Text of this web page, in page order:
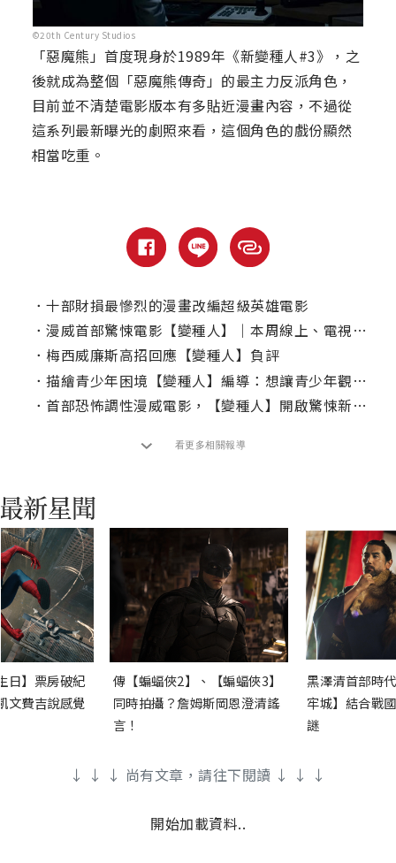
©20th Century Studios
「惡魔熊」首度現身於1989年《新變種人#3》，之
後就成為整個「惡魔熊傳奇」的最主力反派角色，
目前並不清楚電影版本有多貼近漫畫內容，不過從
這系列最新曝光的劇照來看，這個角色的戲份顯然
相當吃重。
． 十部財損最慘烈的漫畫改編超級英雄電影
． 漫威首部驚悚電影【變種人】｜本周線上、電視首播推薦
． 梅西威廉斯高招回應【變種人】負評
． 描繪青少年困境【變種人】編導：想讓青少年觀眾有個紓解的管道
． 首部恐怖調性漫威電影，【變種人】開啟驚悚新篇章
看更多相關報導
日】票房破紀
文費吉說感覺
傳【蝙蝠俠2】、【蝙蝠俠3】
同時拍攝？詹姆斯岡恩澄清謠
言！
黑澤清首部時
牢城】結合戰
謎
↓ ↓ ↓ 尚有文章，請往下閱讀 ↓ ↓ ↓
開始加載資料..